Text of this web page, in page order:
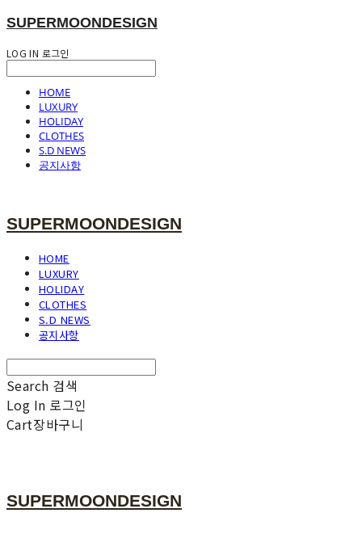
SUPERMOONDESIGN
LOG IN 로그인
HOME
LUXURY
HOLIDAY
CLOTHES
S.D NEWS
공지사항
SUPERMOONDESIGN
HOME
LUXURY
HOLIDAY
CLOTHES
S.D NEWS
공지사항
Search 검색
Log In 로그인
Cart장바구니
SUPERMOONDESIGN